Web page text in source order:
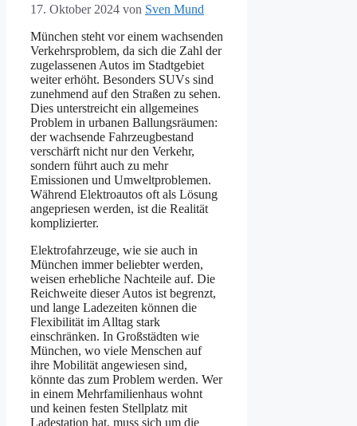
17. Oktober 2024 von Sven Mund
München steht vor einem wachsenden
Verkehrsproblem, da sich die Zahl der
zugelassenen Autos im Stadtgebiet
weiter erhöht. Besonders SUVs sind
zunehmend auf den Straßen zu sehen.
Dies unterstreicht ein allgemeines
Problem in urbanen Ballungsräumen:
der wachsende Fahrzeugbestand
verschärft nicht nur den Verkehr,
sondern führt auch zu mehr
Emissionen und Umweltproblemen.
Während Elektroautos oft als Lösung
angepriesen werden, ist die Realität
komplizierter.
Elektrofahrzeuge, wie sie auch in
München immer beliebter werden,
weisen erhebliche Nachteile auf. Die
Reichweite dieser Autos ist begrenzt,
und lange Ladezeiten können die
Flexibilität im Alltag stark
einschränken. In Großstädten wie
München, wo viele Menschen auf
ihre Mobilität angewiesen sind,
könnte das zum Problem werden. Wer
in einem Mehrfamilienhaus wohnt
und keinen festen Stellplatz mit
Ladestation hat, muss sich um die